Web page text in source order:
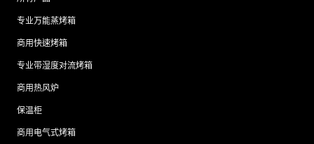
专业万能蒸烤箱
商用快速烤箱
专业带湿度对流烤箱
商用热风炉
保温柜
商用电气式烤箱